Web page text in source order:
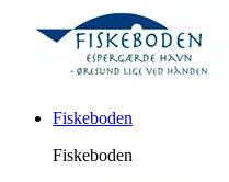
Fiskeboden
Fiskeboden